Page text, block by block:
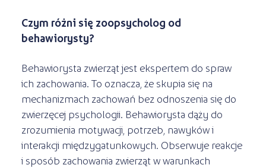
Czym różni się zoopsycholog od
behawiorysty?
Behawiorysta zwierząt jest ekspertem do spraw
ich zachowania. To oznacza, że skupia się na
mechanizmach zachowań bez odnoszenia się do
zwierzęcej psychologii. Behawiorysta dąży do
zrozumienia motywacji, potrzeb, nawyków i
interakcji międzygatunkowych. Obserwuje reakcje
i sposób zachowania zwierząt w warunkach